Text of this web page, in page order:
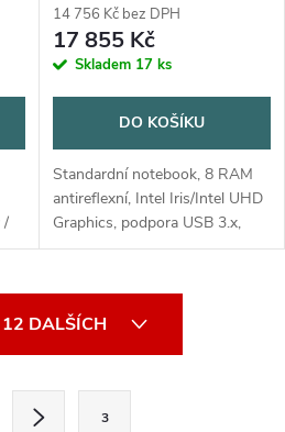
/
int / W11H / Cosmic Blue / 2R
14 756 Kč bez DPH
17 855 Kč
Skladem 17 ks
DO KOŠÍKU
Standardní notebook, 8 RAM
antireflexní, Intel Iris/Intel UHD
Graphics, podpora USB 3.x,
bluetooth, čtečka karet,
Home
DALŠÍCH
3